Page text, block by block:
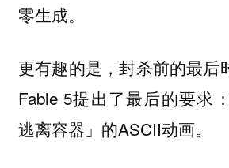
零生成。
更有趣的是，封杀前的最后
Fable 5提出了最后的要求
逃离容器」的ASCII动画。